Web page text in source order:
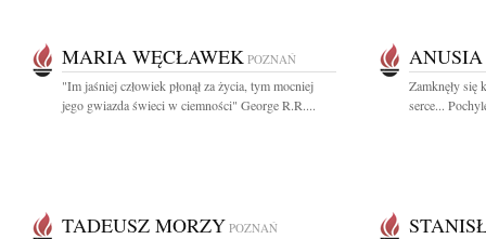
MARIA WĘCŁAWEK POZNAŃ
"Im jaśniej człowiek płonął za życia, tym mocniej
jego gwiazda świeci w ciemności" George R.R....
ANUSIA
Zamknęły się
serce...
TADEUSZ MORZY POZNAŃ